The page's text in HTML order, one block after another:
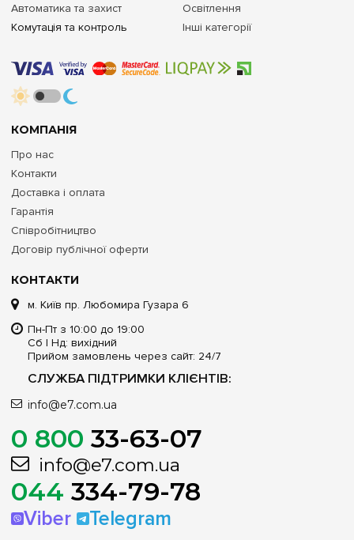
КОНТАКТИ
м. Київ пр. Любомира Гузара 6
Пн-Пт з 10:00 до 19:00
Сб | Нд: вихідний
Прийом замовлень через сайт: 24/7
СЛУЖБА ПІДТРИМКИ КЛІЄНТІВ:
info@e7.com.ua
0 800 33-63-07
info@e7.com.ua
044 334-79-78
Viber Telegram
КОМПАНІЯ
Про нас
Контакти
Доставка і оплата
Гарантія
Співробітництво
Договір публічної оферти
Автоматика та захист
Комутація та контроль
Освітлення
Інші категорії